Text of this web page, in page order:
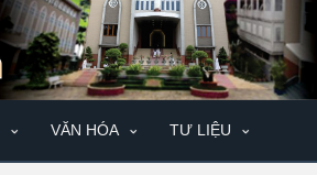
VĂN HÓA TƯ LIỆU